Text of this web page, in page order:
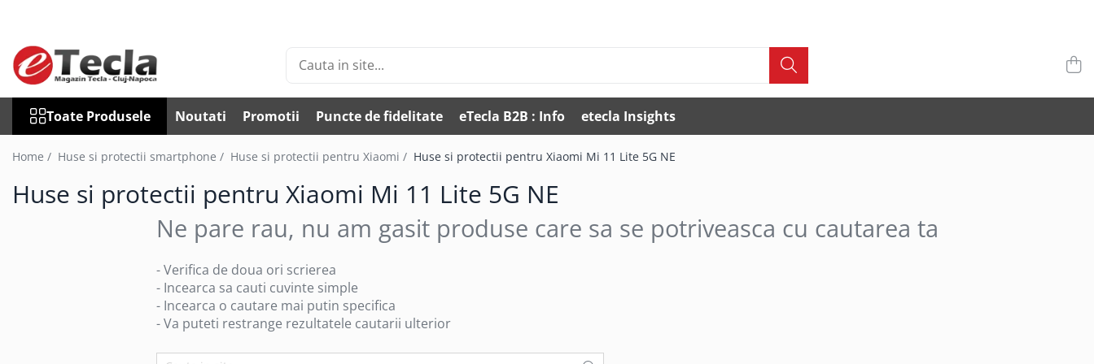
Toate Produsele
Accesorii Diverse
Accesorii auto
Auto accesorii scule
Becuri auto
Car DVR
Toate Produsele Noutati Promotii Puncte de fidelitate eTecla B2B : Info etecla Insights
Home / Huse si protectii smartphone / Huse si protectii pentru Xiaomi / Huse si protectii pentru Xiaomi Mi 11 Lite 5G NE
Huse si protectii pentru Xiaomi Mi 11 Lite 5G NE
Ne pare rau, nu am gasit produse care sa se potriveasca cu cautarea ta
- Verifica de doua ori scrierea
- Incearca sa cauti cuvinte simple
- Incearca o cautare mai putin specifica
- Va puteti restrange rezultatele cautarii ulterior